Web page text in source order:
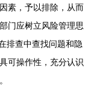
素，予以排除，从而
门应树立风险管理思
排查中查找问题和隐
可操作性，充分认识